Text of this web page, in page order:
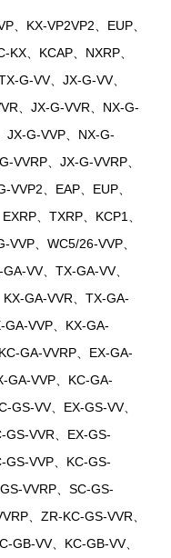
、KX-VP2VP2、EUP、
、KCAP、NXRP、
TX-G-VV、JX-G-VV、
、JX-G-VVR、NX-G-
JX-G-VVP、NX-G-
VVRP、JX-G-VVRP、
、EAP、EUP、
、TXRP、KCP1、
、WC5/26-VVP、
VV、TX-GA-VV、
GA-VVR、TX-GA-
GA-VVP、KX-GA-
GA-VVRP、EX-GA-
GA-VVP、KC-GA-
GS-VV、EX-GS-VV、
GS-VVR、EX-GS-
GS-VVP、KC-GS-
VVRP、SC-GS-
、ZR-KC-GS-VVR、
GB-VV、KC-GB-VV、